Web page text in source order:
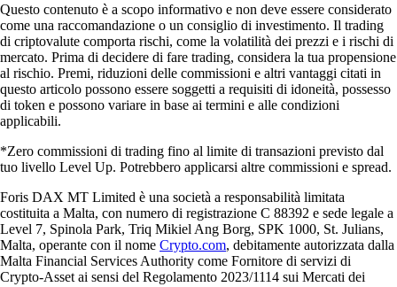
Questo contenuto è a scopo informativo e non deve essere considerato
come una raccomandazione o un consiglio di investimento. Il trading
di criptovalute comporta rischi, come la volatilità dei prezzi e i rischi di
mercato. Prima di decidere di fare trading, considera la tua propensione
al rischio. Premi, riduzioni delle commissioni e altri vantaggi citati in
questo articolo possono essere soggetti a requisiti di idoneità, possesso
di token e possono variare in base ai termini e alle condizioni
applicabili.
*Zero commissioni di trading fino al limite di transazioni previsto dal
tuo livello Level Up. Potrebbero applicarsi altre commissioni e spread.
Foris DAX MT Limited è una società a responsabilità limitata
costituita a Malta, con numero di registrazione C 88392 e sede legale a
Level 7, Spinola Park, Triq Mikiel Ang Borg, SPK 1000, St. Julians,
Malta, operante con il nome Crypto.com, debitamente autorizzata dalla
Malta Financial Services Authority come Fornitore di servizi di
Crypto-Asset ai sensi del Regolamento 2023/1114 sui Mercati dei